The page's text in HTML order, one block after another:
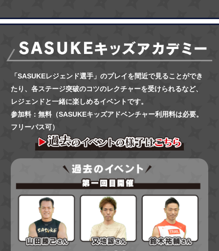
「SASUKEレジェンド選手」のプレイを間近で見ることができ
たり、 各ステージ突破のコツのレクチャーを受けられるなど、
レジェンドと一緒に楽しめるイベントです。
参加料：無料（SASUKEキッズアドベンチャー利用料は必要。
フリーパス可）